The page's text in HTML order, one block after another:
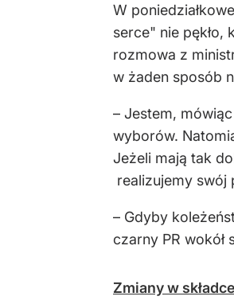
W
serce" nie pękło,
rozmowa z
w żaden sposób
– Jestem,
wyborów.
Jeżeli mają tak
realizujemy swój
– Gdyby
czarny PR
Zmiany w